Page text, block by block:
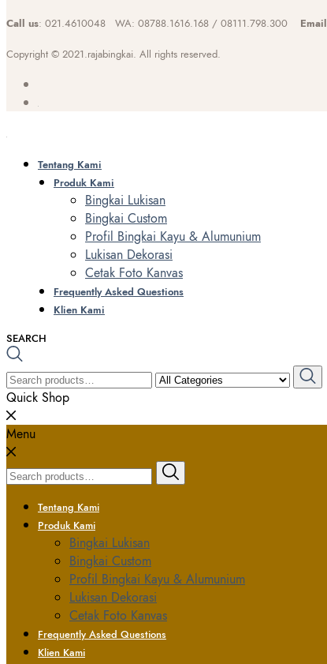
Call us: 021.4610048 WA: 08788.1616.168 / 08111.798.300 Email
Copyright © 2021.rajabingkai. All rights reserved.
Tentang Kami
Produk Kami
Bingkai Lukisan
Bingkai Custom
Profil Bingkai Kayu & Alumunium
Lukisan Dekorasi
Cetak Foto Kanvas
Frequently Asked Questions
Klien Kami
SEARCH
SEARCH
FOR:
Quick Shop
Menu
Search
for:
Tentang Kami
Produk Kami
Bingkai Lukisan
Bingkai Custom
Profil Bingkai Kayu & Alumunium
Lukisan Dekorasi
Cetak Foto Kanvas
Frequently Asked Questions
Klien Kami